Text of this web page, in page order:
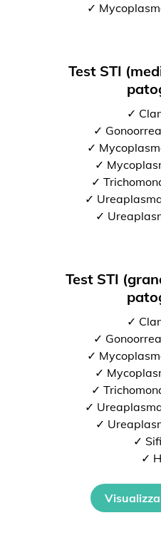
✓
Test STI
✓
✓
✓
✓
✓
✓
✓
Test STI
✓
✓
✓
✓
✓
✓
✓
✓
✓